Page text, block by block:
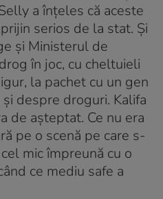
a înțeles că aceste
serios de la stat. Și
și Ministerul de
în joc, cu cheltuieli
la pachet cu un gen
despre droguri. Kalifa
de așteptat. Ce nu era
pe o scenă pe care s-
mic împreună cu o
ce mediu safe a